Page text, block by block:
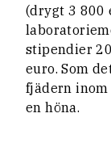
(drygt 3 800
stipendier
euro. Som
fjädern
en höna.